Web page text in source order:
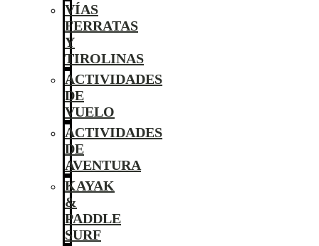
VÍAS
FERRATAS
Y
TIROLINAS
ACTIVIDADES
DE
VUELO
ACTIVIDADES
DE
AVENTURA
KAYAK
&
PADDLE
SURF